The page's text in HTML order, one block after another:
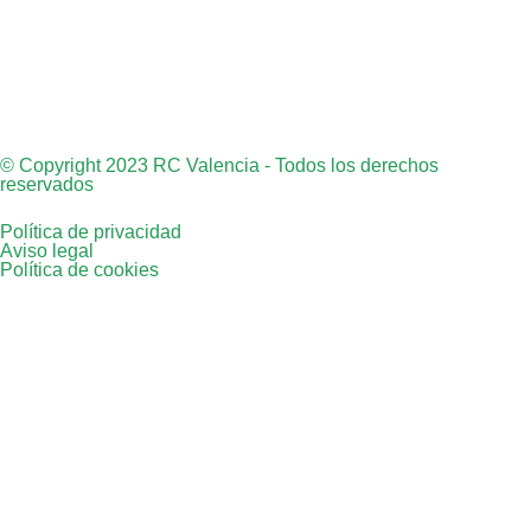
© Copyright 2023 RC Valencia - Todos los derechos
reservados
Política de privacidad
Aviso legal
Política de cookies